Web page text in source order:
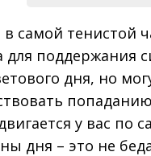
самой тенистой
поддержания
дня, но
у вас по
дня – это не